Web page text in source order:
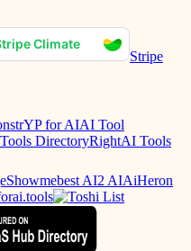
Stripe
YP for AIAI Tool
DirectoryRightAI Tools
Showmebest AI2 AIAiHeron